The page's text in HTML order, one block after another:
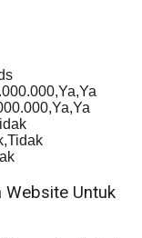
Website Untuk